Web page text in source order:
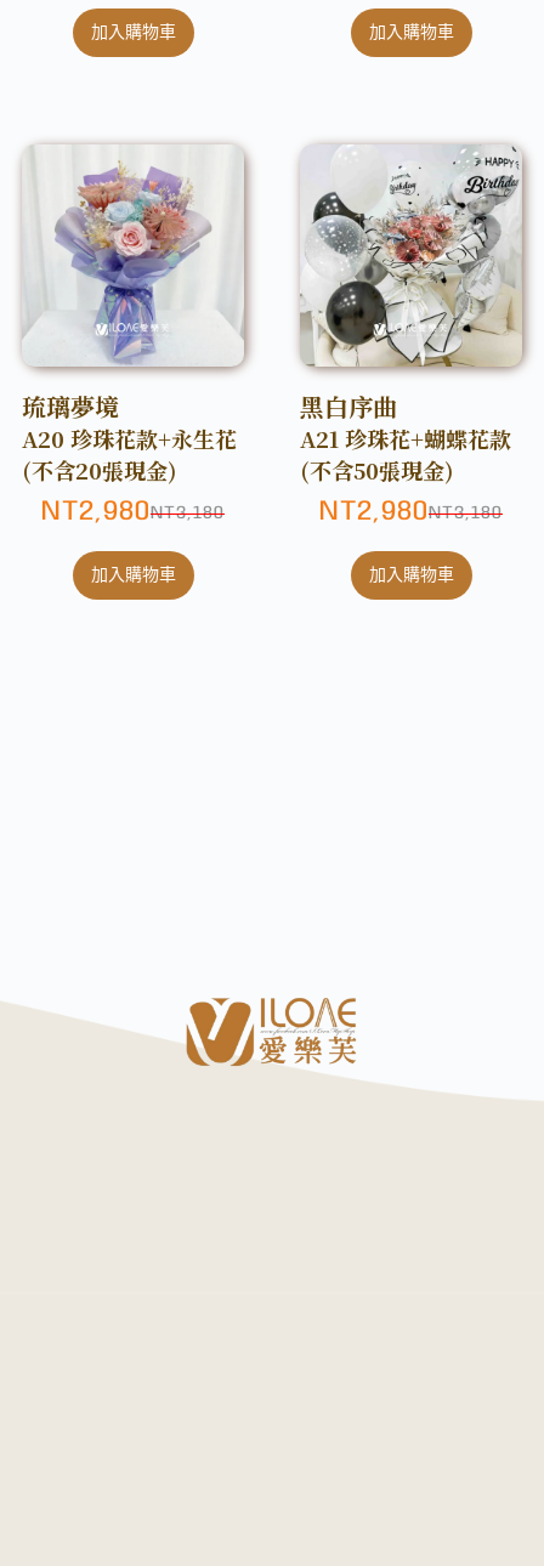
加入購物車 加入購物車
琉璃夢境
A20 珍珠花款+永生花
(不含20張現金)
NT3,180
NT2,980
加入購物車
黑白序曲
A21 珍珠花+蝴蝶花款
(不含50張現金)
NT3,180
NT2,980
加入購物車